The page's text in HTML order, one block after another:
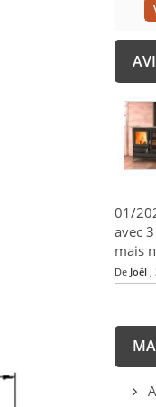
01/
avec
mais
De Joël,